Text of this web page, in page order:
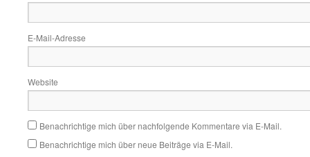
E-Mail-Adresse
Website
Benachrichtige mich über nachfolgende Kommentare via E-Mail.
Benachrichtige mich über neue Beiträge via E-Mail.